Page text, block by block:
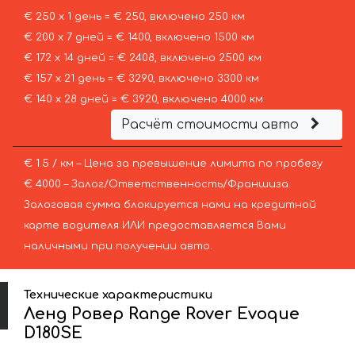
€ 250 х 1 день = € 250, включено 250 км
€ 200 х 7 дней = € 1400, включено 1500 км
€ 172 х 14 дней = € 2408, включено 2500 км
€ 157 х 21 день = € 3290, включено 3300 км
€ 140 х 28 дней = € 3920, включено 4000 км
Расчёт стоимости авто
€ 1.5 / км – Цена за превышение лимита по пробегу
€ 4000 – Залог/Ответственность/Франшиза.
Залоговая сумма блокируется нами на кредитной
карте водителя ИЛИ предоставляется Вами
наличными при получении авто.
Технические характеристики
Ленд Ровер Range Rover Evoque
D180SE